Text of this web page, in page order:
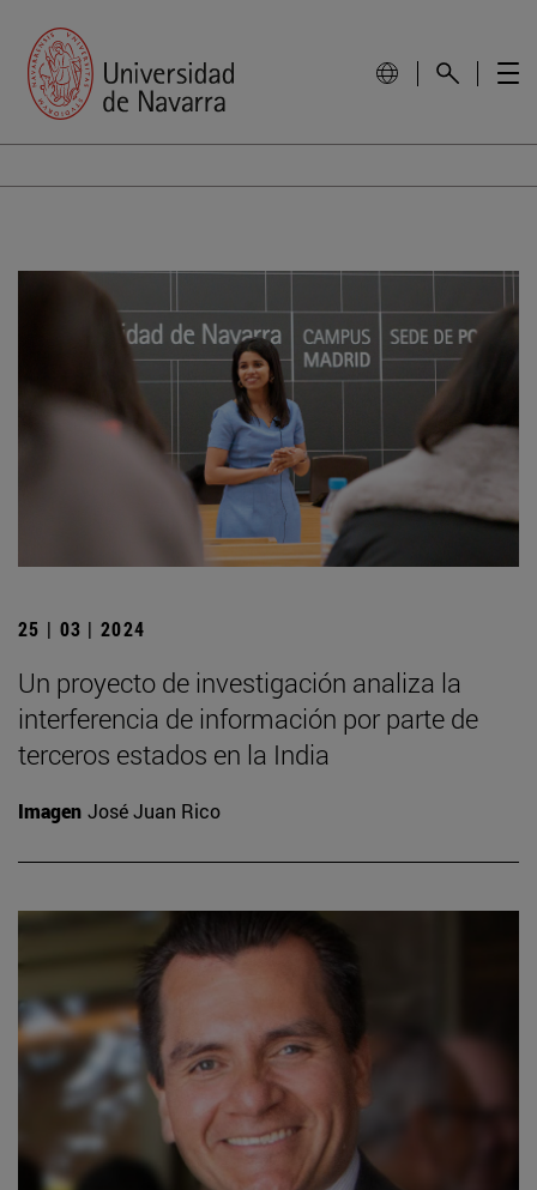
25 | 03 | 2024
Un proyecto de investigación analiza la
interferencia de información por parte de
terceros estados en la India
Imagen José Juan Rico